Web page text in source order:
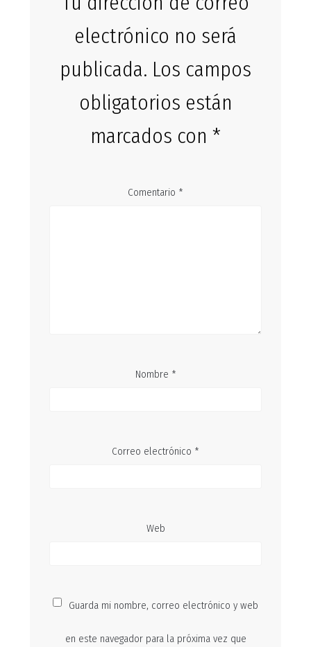
electrónico no será
publicada. Los campos
obligatorios están
marcados con *
Comentario *
Nombre *
Correo electrónico *
Web
Guarda mi nombre, correo electrónico y web
en este navegador para la próxima vez que